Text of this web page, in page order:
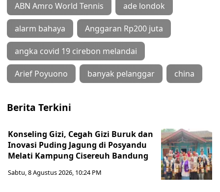
ABN Amro World Tennis ade londok
alarm bahaya Anggaran Rp200 juta
angka covid 19 cirebon melandai
Arief Poyuono banyak pelanggar china
Berita Terkini
Konseling Gizi, Cegah Gizi Buruk dan
Inovasi Puding Jagung di Posyandu
Melati Kampung Cisereuh Bandung
Sabtu, 8 Agustus 2026, 10:24 PM